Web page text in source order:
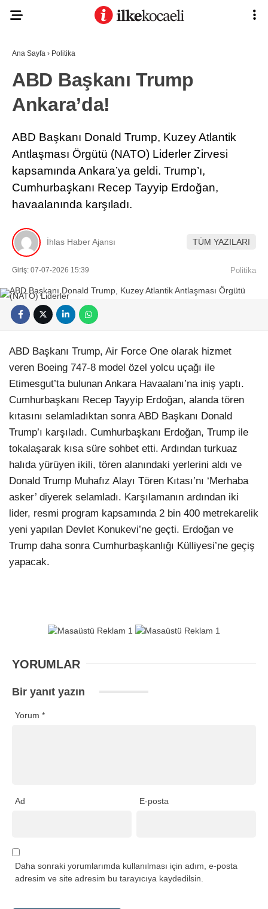
Ana Sayfa › Politika
ABD Başkanı Trump
Ankara’da!
ABD Başkanı Donald Trump, Kuzey Atlantik
Antlaşması Örgütü (NATO) Liderler Zirvesi
kapsamında Ankara’ya geldi. Trump’ı,
Cumhurbaşkanı Recep Tayyip Erdoğan,
havaalanında karşıladı.
İhlas Haber Ajansı TÜM YAZILARI
Giriş: 07-07-2026 15:39 Politika
ABD Başkanı Trump, Air Force One olarak hizmet
veren Boeing 747-8 model özel yolcu uçağı ile
Etimesgut’ta bulunan Ankara Havaalanı’na iniş yaptı.
Cumhurbaşkanı Recep Tayyip Erdoğan, alanda tören
kıtasını selamladıktan sonra ABD Başkanı Donald
Trump’ı karşıladı. Cumhurbaşkanı Erdoğan, Trump ile
tokalaşarak kısa süre sohbet etti. Ardından turkuaz
halıda yürüyen ikili, tören alanındaki yerlerini aldı ve
Donald Trump Muhafız Alayı Tören Kıtası’nı ‘Merhaba
asker’ diyerek selamladı. Karşılamanın ardından iki
lider, resmi program kapsamında 2 bin 400 metrekarelik
yeni yapılan Devlet Konukevi’ne geçti. Erdoğan ve
Trump daha sonra Cumhurbaşkanlığı Külliyesi’ne geçiş
yapacak.
YORUMLAR
Bir yanıt yazın
Yorum *
Ad E-posta
Daha sonraki yorumlarımda kullanılması için adım, e-posta
adresim ve site adresim bu tarayıcıya kaydedilsin.